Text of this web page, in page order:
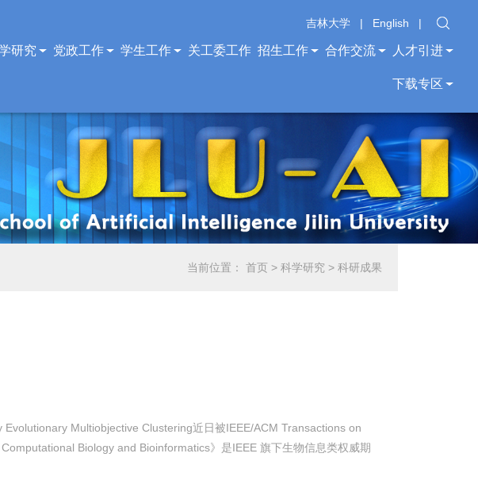
吉林大学 | English |
研究 党政工作 学生工作 关工委工作 招生工作 合作交流 人才引进
下载专区
当前位置：首页 >科学研究 >科研成果
Multiobjective Clustering近日被IEEE/ACM Transactions on
Biology and Bioinformatics》是IEEE 旗下生物信息类权威期